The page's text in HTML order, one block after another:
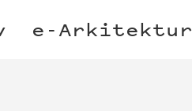
e-Arkitektur